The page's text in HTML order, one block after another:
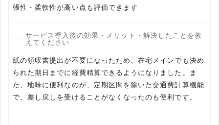
張性・柔軟性が高い点も評価できます
サービス導入後の効果・メリット・解決したことを教
えてください
紙の領収書提出が不要になったため、在宅メインでも決め
られた期日までに経費精算できるようになりました。ま
た、地味に便利なのが、定期区間を除いた交通費計算機能
で、差し戻しを受けることがなくなったのも便利です。